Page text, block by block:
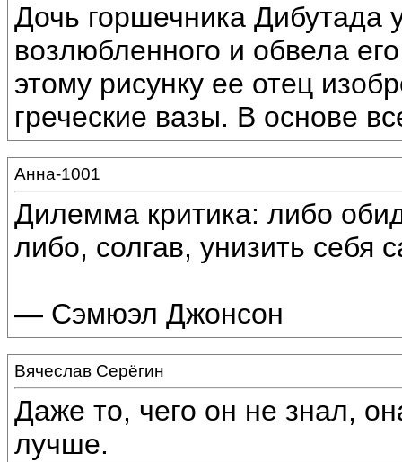
Дочь горшечника Дибутада
возлюбленного и обвела
этому рисунку ее отец
греческие вазы. В основе
Анна-1001
Дилемма критика: либо
либо, солгав, унизить себя
— Сэмюэл Джонсон
Вячеслав Серёгин
Даже то, чего он не знал,
лучше.